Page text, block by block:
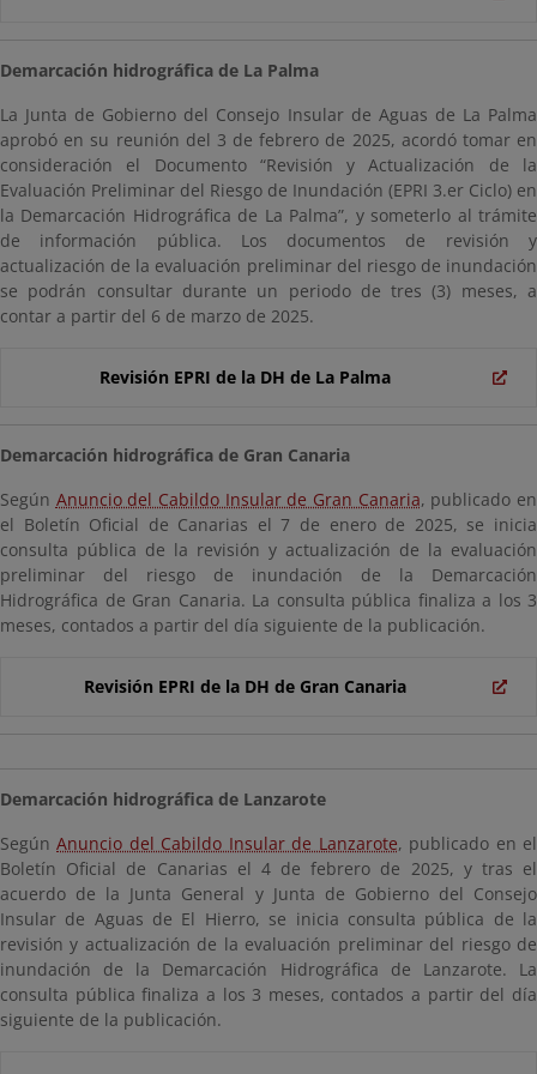
Demarcación hidrográfica de La Palma
La Junta de Gobierno del Consejo Insular de Aguas de La Palma
aprobó en su reunión del 3 de febrero de 2025, acordó tomar en
consideración el Documento “Revisión y Actualización de la
Evaluación Preliminar del Riesgo de Inundación (EPRI 3.er Ciclo) en
la Demarcación Hidrográfica de La Palma”, y someterlo al trámite
de información pública. Los documentos de revisión y
actualización de la evaluación preliminar del riesgo de inundación
se podrán consultar durante un periodo de tres (3) meses, a
contar a partir del 6 de marzo de 2025.
Revisión EPRI de la DH de La Palma
Demarcación hidrográfica de Gran Canaria
Según Anuncio del Cabildo Insular de Gran Canaria, publicado en
el Boletín Oficial de Canarias el 7 de enero de 2025, se inicia
consulta pública de la revisión y actualización de la evaluación
preliminar del riesgo de inundación de la Demarcación
Hidrográfica de Gran Canaria. La consulta pública finaliza a los 3
meses, contados a partir del día siguiente de la publicación.
Revisión EPRI de la DH de Gran Canaria
Demarcación hidrográfica de Lanzarote
SegúnAnuncio del Cabildo Insular de Lanzarote, publicado en el
Boletín Oficial de Canarias el 4 de febrero de 2025, y tras el
acuerdo de la Junta General y Junta de Gobierno del Consejo
Insular de Aguas de El Hierro, se inicia consulta pública de la
revisión y actualización de la evaluación preliminar del riesgo de
inundación de la Demarcación Hidrográfica de Lanzarote. La
consulta pública finaliza a los 3 meses, contados a partir del día
siguiente de la publicación.